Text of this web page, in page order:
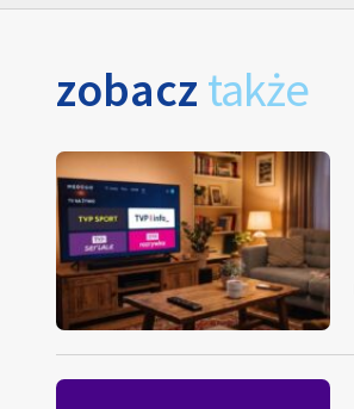
zobacz także